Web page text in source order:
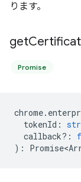
ります。
get
Promise
chrome.
tokenId :
callback? :
) :